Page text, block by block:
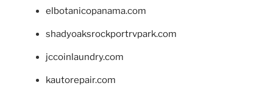
elbotanicopanama.com
shadyoaksrockportrvpark.com
jccoinlaundry.com
kautorepair.com